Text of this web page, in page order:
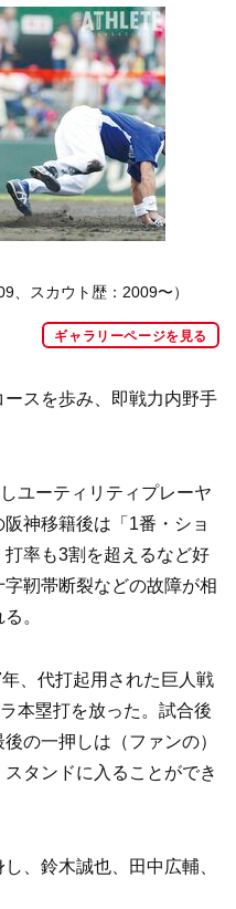
、スカウト歴：2009〜）
ギャラリーページを見る
スを歩み、即戦力内野手
ユーティリティプレーヤ
神移籍後は「1番・ショ
率も3割を超えるなど好
靭帯断裂などの故障が相
。
、代打起用された巨人戦
本塁打を放った。試合後
の一押しは（ファンの）
タンドに入ることができ
、鈴木誠也、田中広輔、